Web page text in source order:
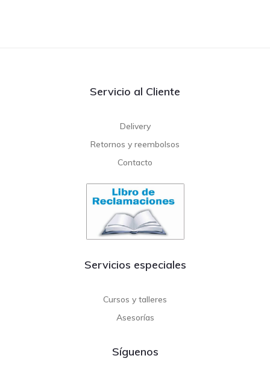
Servicio al Cliente
Delivery
Retornos y reembolsos
Contacto
Servicios especiales
Cursos y talleres
Asesorías
Síguenos